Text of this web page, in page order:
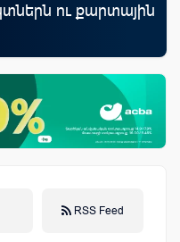
ու քարտային
RSS Feed